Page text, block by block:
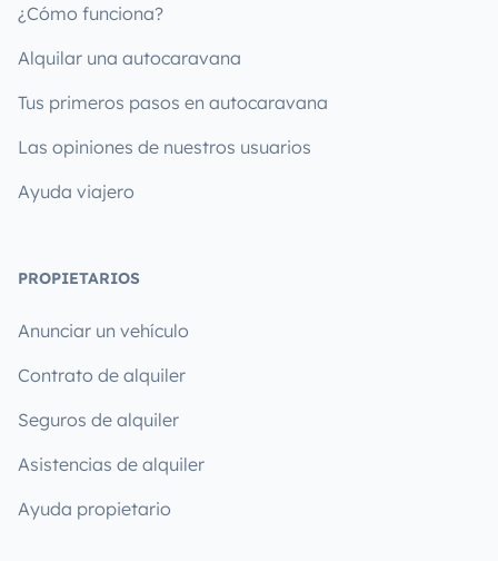
¿Cómo funciona?
Alquilar una autocaravana
Tus primeros pasos en autocaravana
Las opiniones de nuestros usuarios
Ayuda viajero
PROPIETARIOS
Anunciar un vehículo
Contrato de alquiler
Seguros de alquiler
Asistencias de alquiler
Ayuda propietario